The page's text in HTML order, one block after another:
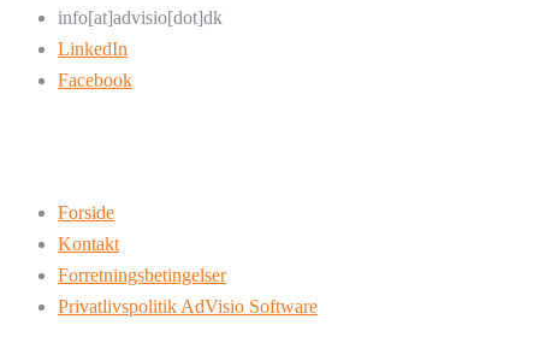
info[at]advisio[dot]dk
LinkedIn
Facebook
Forside
Kontakt
Forretningsbetingelser
Privatlivspolitik AdVisio Software